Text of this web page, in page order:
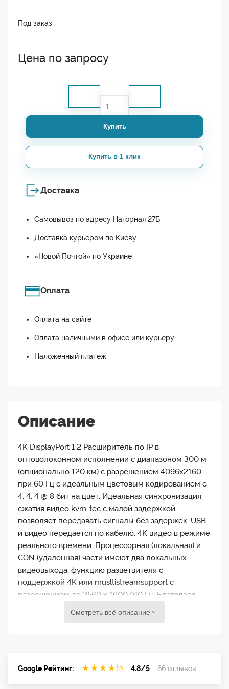
Под заказ
Цена по запросу
Купить
Купить в 1 клик
Доставка
Самовывоз по адресу Нагорная 27Б
Доставка курьером по Киеву
«Новой Почтой» по Украине
Оплата
Оплата на сайте
Оплата наличными в офисе или курьеру
Наложенный платеж
Описание
4K DisplayPort 1.2 Расширитель по IP в
оптоволоконном исполнении с диапазоном 300 м
(опционально 120 км) с разрешением 4096x2160
при 60 Гц с идеальным цветовым кодированием с
4: 4: 4 @ 8 бит на цвет. Идеальная синхронизация
сжатия видео kvm-tec с малой задержкой
позволяет передавать сигналы без задержек. USB
и видео передается по кабелю. 4K видео в режиме
реального времени. Процессорная (локальная) и
CON (удаленная) части имеют два локальных
видеовыхода, функцию разветвителя с
поддержкой 4K или musltistreamsupport с
разрешением до 2560 x 1600/60 Гц. Благодаря
расширитель 4K ULTRALINE DP 1.2 в сочетании со
выполнено либо через экранное меню с
Смотреть всё описание
Google Рейтинг: ★ ★ ★ ★½ 4.8/5 66 отзывов